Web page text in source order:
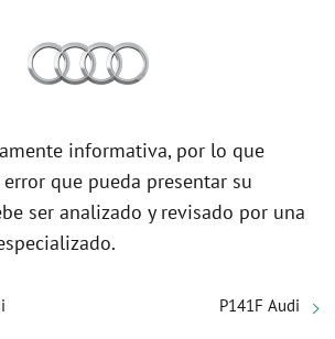
informativa, por lo que
que pueda presentar su
ser analizado y revisado por una
P141F Audi